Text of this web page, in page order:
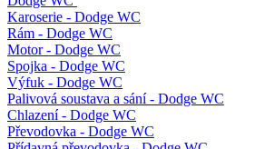
Karoserie - Dodge WC
Rám - Dodge WC
Motor - Dodge WC
Spojka - Dodge WC
Výfuk - Dodge WC
Palivová soustava a sání - Dodge WC
Chlazení - Dodge WC
Převodovka - Dodge WC